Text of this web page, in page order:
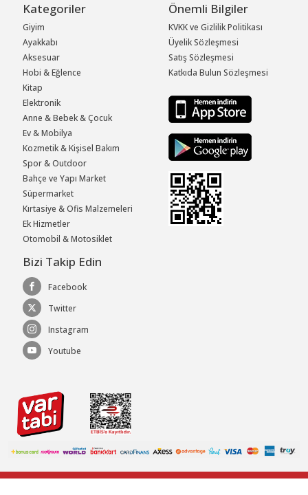
Kategoriler
Giyim
Ayakkabı
Aksesuar
Hobi & Eğlence
Kitap
Elektronik
Anne & Bebek & Çocuk
Ev & Mobilya
Kozmetik & Kişisel Bakım
Spor & Outdoor
Bahçe ve Yapı Market
Süpermarket
Kırtasiye & Ofis Malzemeleri
Ek Hizmetler
Otomobil & Motosiklet
Önemli Bilgiler
KVKK ve Gizlilik Politikası
Üyelik Sözleşmesi
Satış Sözleşmesi
Katkıda Bulun Sözleşmesi
Bizi Takip Edin
Facebook
Twitter
Instagram
Youtube